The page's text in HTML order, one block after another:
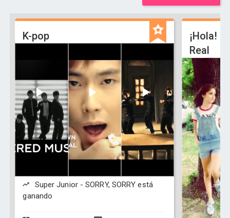
K-pop
Super Junior - SORRY, SORRY está
ganando
¡Hola!
Real